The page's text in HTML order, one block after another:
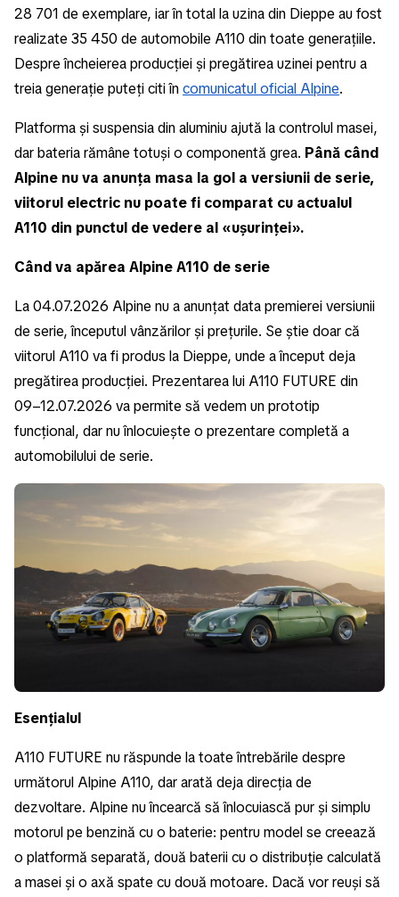
28 701 de exemplare, iar în total la uzina din Dieppe au fost
realizate 35 450 de automobile A110 din toate generațiile.
Despre încheierea producției și pregătirea uzinei pentru a
treia generație puteți citi încomunicatul oficial Alpine.
Platforma și suspensia din aluminiu ajută la controlul masei,
dar bateria rămâne totuși o componentă grea. Până când
Alpine nu va anunța masa la gol a versiunii de serie,
viitorul electric nu poate fi comparat cu actualul
A110 din punctul de vedere al «ușurinței».
Când va apărea Alpine A110 de serie
La 04.07.2026 Alpine nu a anunțat data premierei versiunii
de serie, începutul vânzărilor și prețurile. Se știe doar că
viitorul A110 va fi produs la Dieppe, unde a început deja
pregătirea producției. Prezentarea lui A110 FUTURE din
09–12.07.2026 va permite să vedem un prototip
funcțional, dar nu înlocuiește o prezentare completă a
automobilului de serie.
Esențialul
A110 FUTURE nu răspunde la toate întrebările despre
următorul Alpine A110, dar arată deja direcția de
dezvoltare. Alpine nu încearcă să înlocuiască pur și simplu
motorul pe benzină cu o baterie: pentru model se creează
o platformă separată, două baterii cu o distribuție calculată
a masei și o axă spate cu două motoare. Dacă vor reuși să